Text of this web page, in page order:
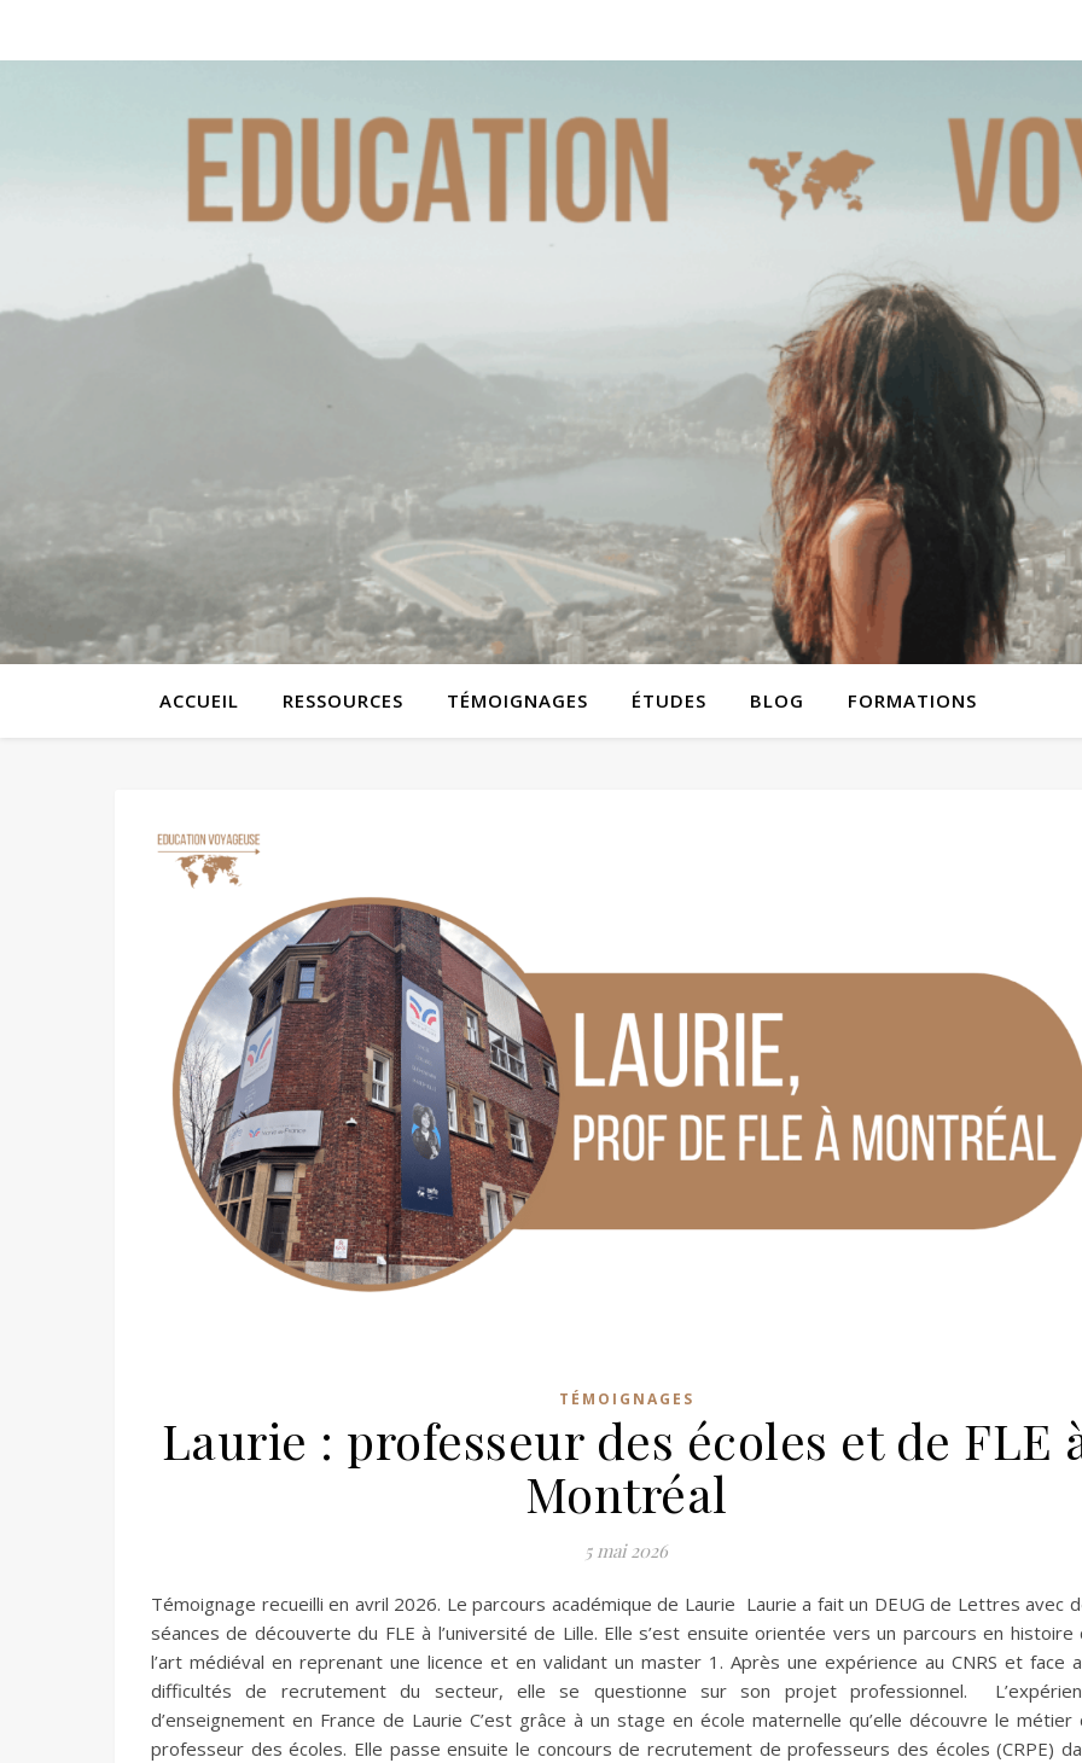
ACCUEIL RESSOURCES TÉMOIGNAGES ÉTUDES BLOG FORMATIONS
TÉMOIGNAGES
Laurie : professeur des écoles et de FLE
Montréal
5 mai 2026
Témoignage recueilli en avril 2026. Le parcours académique de Laurie Laurie a fait un DEUG de Lettres avec
séances de découverte du FLE à l’université de Lille. Elle s’est ensuite orientée vers un parcours en histoire
l’art médiéval en reprenant une licence et en validant un master 1. Après une expérience au CNRS et face
difficultés de recrutement du secteur, elle se questionne sur son projet professionnel.
d’enseignement en France de Laurie C’est grâce à un stage en école maternelle qu’elle découvre le métier
professeur des écoles. Elle passe ensuite le concours de recrutement de professeurs des écoles (CRPE)